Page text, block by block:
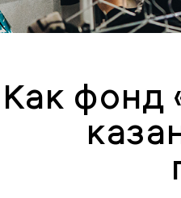
Как фонд